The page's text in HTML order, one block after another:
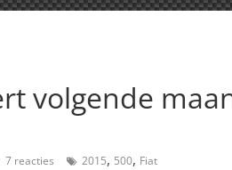
volgende
7 reacties 2015, 500, Fiat